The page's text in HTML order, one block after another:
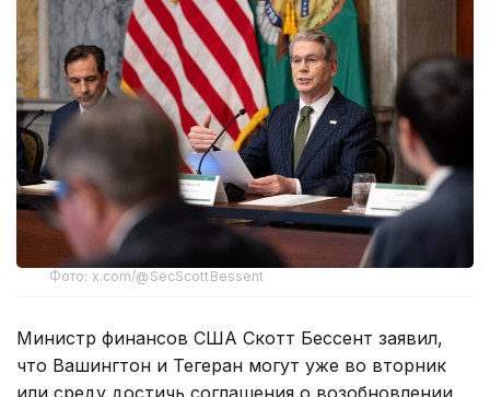
Фото: x.com/@SecScottBessent
Министр финансов США Скотт Бессент заявил,
что Вашингтон и Тегеран могут уже во вторник